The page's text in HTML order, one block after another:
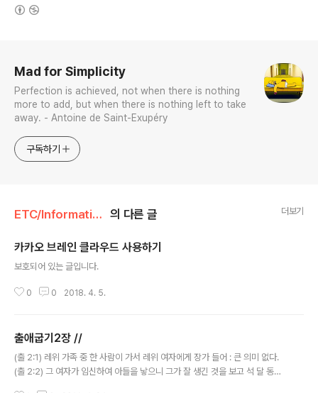
Mad for Simplicity
Perfection is achieved, not when there is nothing
more to add, but when there is nothing left to take
away. - Antoine de Saint-Exupéry
구독하기
ETC/Informations 의 다른 글 더보기
카카오 브레인 클라우드 사용하기
보호되어 있는 글입니다.
0 0 2018. 4. 5.
출애굽기2장 //
(출 2:1) 레위 가족 중 한 사람이 가서 레위 여자에게 장가 들어 : 큰 의미 없다.
(출 2:2) 그 여자가 임신하여 아들을 낳으니 그가 잘 생긴 것을 보고 석 달 동안